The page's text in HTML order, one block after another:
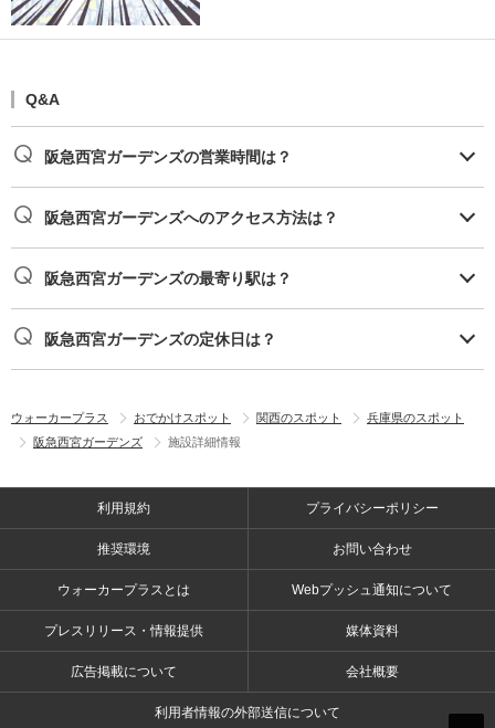
Q&A
阪急西宮ガーデンズの営業時間は？
阪急西宮ガーデンズへのアクセス方法は？
阪急西宮ガーデンズの最寄り駅は？
阪急西宮ガーデンズの定休日は？
ウォーカープラス おでかけスポット 関西のスポット
兵庫県のスポット
阪急西宮ガーデンズ
施設詳細情報
利用規約 プライバシーポリシー
推奨環境 お問い合わせ
ウォーカープラスとは Webプッシュ通知について
プレスリリース・情報提供 媒体資料
広告掲載について 会社概要
利用者情報の外部送信について